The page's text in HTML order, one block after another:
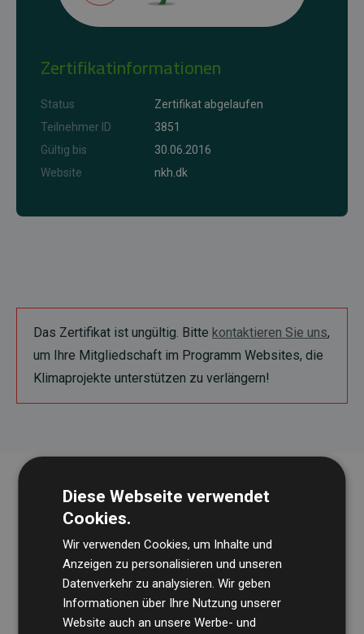
Zertifikatinformationen
Status
Zertifikat abgelaufen
Teilnehmer ID
3851
Gültig bis
30.06.2016
Website
nkh.dk
Das Zertifikat ist ungültig. Bitte kontaktieren Sie uns,
um Ihre Mitgliedschaft im Programm Websites, die
Klimaprojekte unterstützen zu verlängern!
Die Wirtschaftsprüfungsgesellschaft BDOüberprüft
regelmäßig unsere Berechnungen und Methodik, um
Diese Webseite verwendet
Cookies.
Wir verwenden Cookies, um Inhalte und
Anzeigen zu personalisieren und unseren
Datenverkehr zu analysieren. Wir geben
Informationen über Ihre Nutzung unserer
Website auch an unsere Werbe- und